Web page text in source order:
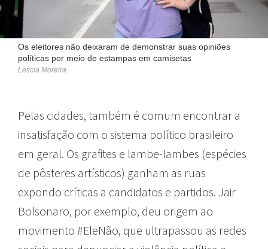
Os eleitores não deixaram de demonstrar suas opiniões
políticas por meio de estampas em camisetas
Leticia Moreira
Pelas cidades, também é comum encontrar a
insatisfação com o sistema político brasileiro
em geral. Os grafites e lambe-lambes (espécies
de pôsteres artísticos) ganham as ruas
expondo críticas a candidatos e partidos. Jair
Bolsonaro, por exemplo, deu origem ao
movimento #EleNão, que ultrapassou as redes